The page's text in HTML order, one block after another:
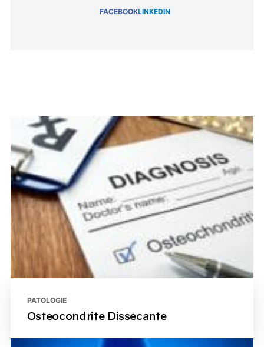
FACEBOOKLINKEDIN
PATOLOGIE
Osteocondrite Dissecante